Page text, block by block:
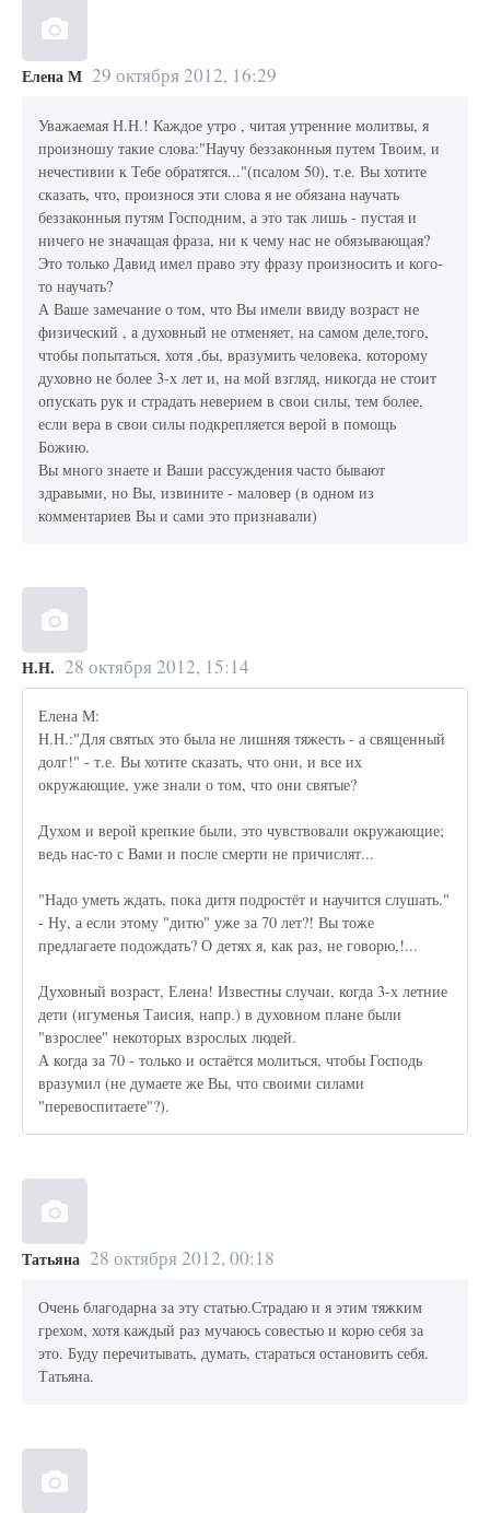
Елена М 29 октября 2012, 16:29
Уважаемая Н.Н.! Каждое утро , читая утренние молитвы, я
произношу такие слова:"Научу беззаконныя путем Твоим, и
нечестивии к Тебе обратятся..."(псалом 50), т.е. Вы хотите
сказать, что, произнося эти слова я не обязана научать
беззаконныя путям Господним, а это так лишь - пустая и
ничего не значащая фраза, ни к чему нас не обязывающая?
Это только Давид имел право эту фразу произносить и кого-
то научать?
А Ваше замечание о том, что Вы имели ввиду возраст не
физический , а духовный не отменяет, на самом деле,того,
чтобы попытаться, хотя ,бы, вразумить человека, которому
духовно не более 3-х лет и, на мой взгляд, никогда не стоит
опускать рук и страдать неверием в свои силы, тем более,
если вера в свои силы подкрепляется верой в помощь
Божию.
Вы много знаете и Ваши рассуждения часто бывают
здравыми, но Вы, извините - маловер (в одном из
комментариев Вы и сами это признавали)
Н.Н. 28 октября 2012, 15:14
Елена М:
Н.Н.:"Для святых это была не лишняя тяжесть - а священный
долг!" - т.е. Вы хотите сказать, что они, и все их
окружающие, уже знали о том, что они святые?
Духом и верой крепкие были, это чувствовали окружающие;
ведь нас-то с Вами и после смерти не причислят...
"Надо уметь ждать, пока дитя подростёт и научится слушать."
- Ну, а если этому "дитю" уже за 70 лет?! Вы тоже
предлагаете подождать? О детях я, как раз, не говорю,!...
Духовный возраст, Елена! Известны случаи, когда 3-х летние
дети (игуменья Таисия, напр.) в духовном плане были
"взрослее" некоторых взрослых людей.
А когда за 70 - только и остаётся молиться, чтобы Господь
вразумил (не думаете же Вы, что своими силами
"перевоспитаете"?).
Татьяна 28 октября 2012, 00:18
Очень благодарна за эту статью.Страдаю и я этим тяжким
грехом, хотя каждый раз мучаюсь совестью и корю себя за
это. Буду перечитывать, думать, стараться остановить себя.
Татьяна.